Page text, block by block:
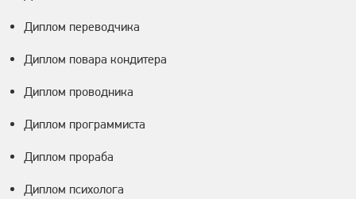
Диплом переводчика
Диплом повара кондитера
Диплом проводника
Диплом программиста
Диплом прораба
Диплом психолога